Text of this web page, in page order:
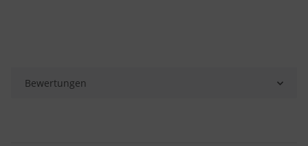
Bewertungen
Verwendung reduzierter Daten zur Auswahl von Inhalten